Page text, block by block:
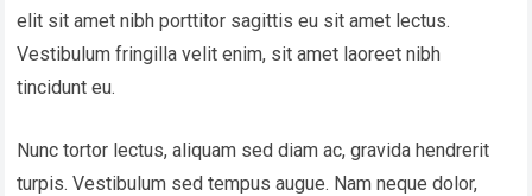
elit sit amet nibh porttitor sagittis eu sit amet lectus.
Vestibulum fringilla velit enim, sit amet laoreet nibh
tincidunt eu.
Nunc tortor lectus, aliquam sed diam ac, gravida hendrerit
turpis. Vestibulum sed tempus augue. Nam neque dolor,